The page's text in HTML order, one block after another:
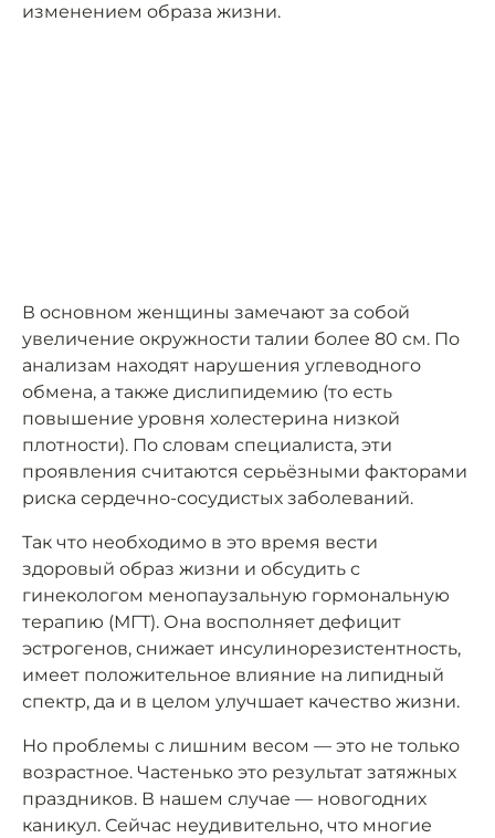
изменением образа жизни.
В основном женщины замечают за собой
увеличение окружности талии более 80 см. По
анализам находят нарушения углеводного
обмена, а также дислипидемию (то есть
повышение уровня холестерина низкой
плотности). По словам специалиста, эти
проявления считаются серьёзными факторами
риска сердечно-сосудистых заболеваний.
Так что необходимо в это время вести
здоровый образ жизни и обсудить с
гинекологом менопаузальную гормональную
терапию (МГТ). Она восполняет дефицит
эстрогенов, снижает инсулинорезистентность,
имеет положительное влияние на липидный
спектр, да и в целом улучшает качество жизни.
Но проблемы с лишним весом — это не только
возрастное. Частенько это результат затяжных
праздников. В нашем случае — новогодних
каникул. Сейчас неудивительно, что многие